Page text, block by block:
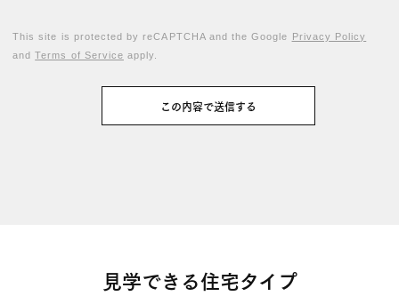
This site is protected by reCAPTCHA and the Google
Privacy Policy
andTerms of Service apply.
見学できる住宅タイプ